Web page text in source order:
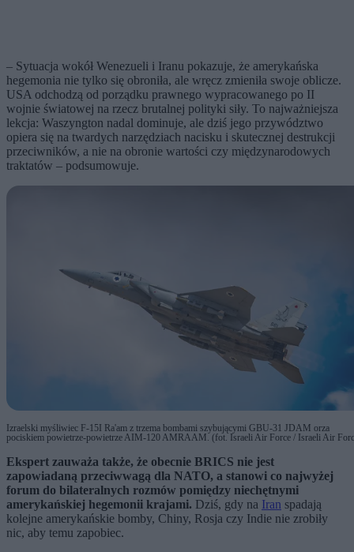
– Sytuacja wokół Wenezueli i Iranu pokazuje, że amerykańska
hegemonia nie tylko się obroniła, ale wręcz zmieniła swoje oblicze.
USA odchodzą od porządku prawnego wypracowanego po II
wojnie światowej na rzecz brutalnej polityki siły. To najważniejsza
lekcja: Waszyngton nadal dominuje, ale dziś jego przywództwo
opiera się na twardych narzędziach nacisku i skutecznej destrukcji
przeciwników, a nie na obronie wartości czy międzynarodowych
traktatów – podsumowuje.
Izraelski myśliwiec F-15I Ra'am z trzema bombami szybującymi GBU-31 JDAM orza
pociskiem powietrze-powietrze AIM-120 AMRAAM. (fot. Israeli Air Force / Israeli Air
Ekspert zauważa także, że obecnie BRICS nie jest
zapowiadaną przeciwwagą dla NATO, a stanowi co najwyżej
forum do bilateralnych rozmów pomiędzy niechętnymi
amerykańskiej hegemonii krajami. Dziś, gdy na Iran spadają
kolejne amerykańskie bomby, Chiny, Rosja czy Indie nie zrobiły
nic, aby temu zapobiec.